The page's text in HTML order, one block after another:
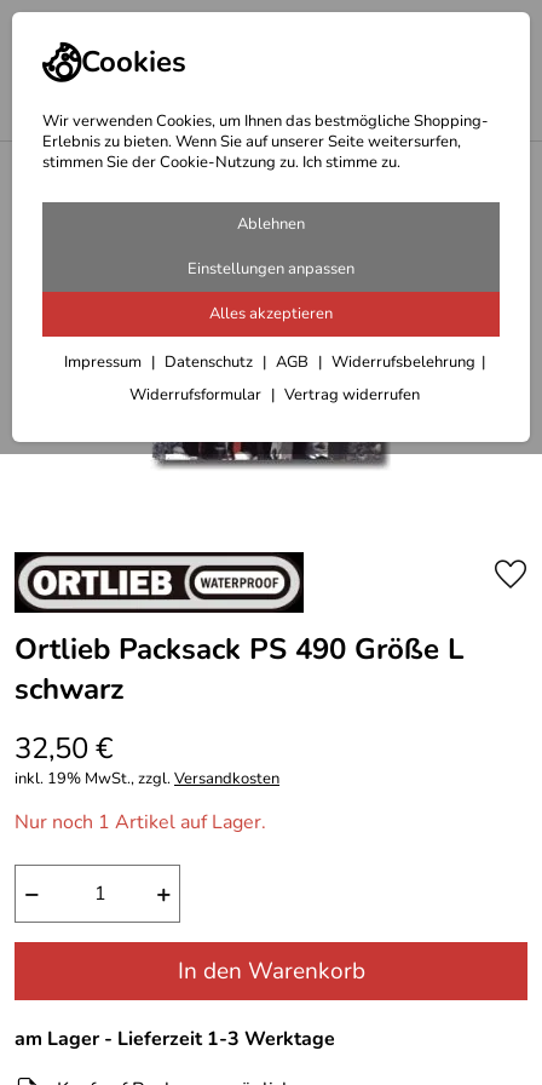
Cookies
Wir verwenden Cookies, um Ihnen das bestmögliche Shopping-
Erlebnis zu bieten. Wenn Sie auf unserer Seite weitersurfen,
stimmen Sie der Cookie-Nutzung zu. Ich stimme zu.
Ablehnen
Einstellungen anpassen
Alles akzeptieren
Impressum Datenschutz AGB
Widerrufsbelehrung
Widerrufsformular
Vertrag widerrufen
Packsäcke
Ortlieb Packsack PS 490 Größe L
schwarz
32,50 €
inkl. 19% MwSt., zzgl.Versandkosten
Nur noch 1 Artikel auf Lager.
− +
In den Warenkorb
am Lager - Lieferzeit 1-3 Werktage